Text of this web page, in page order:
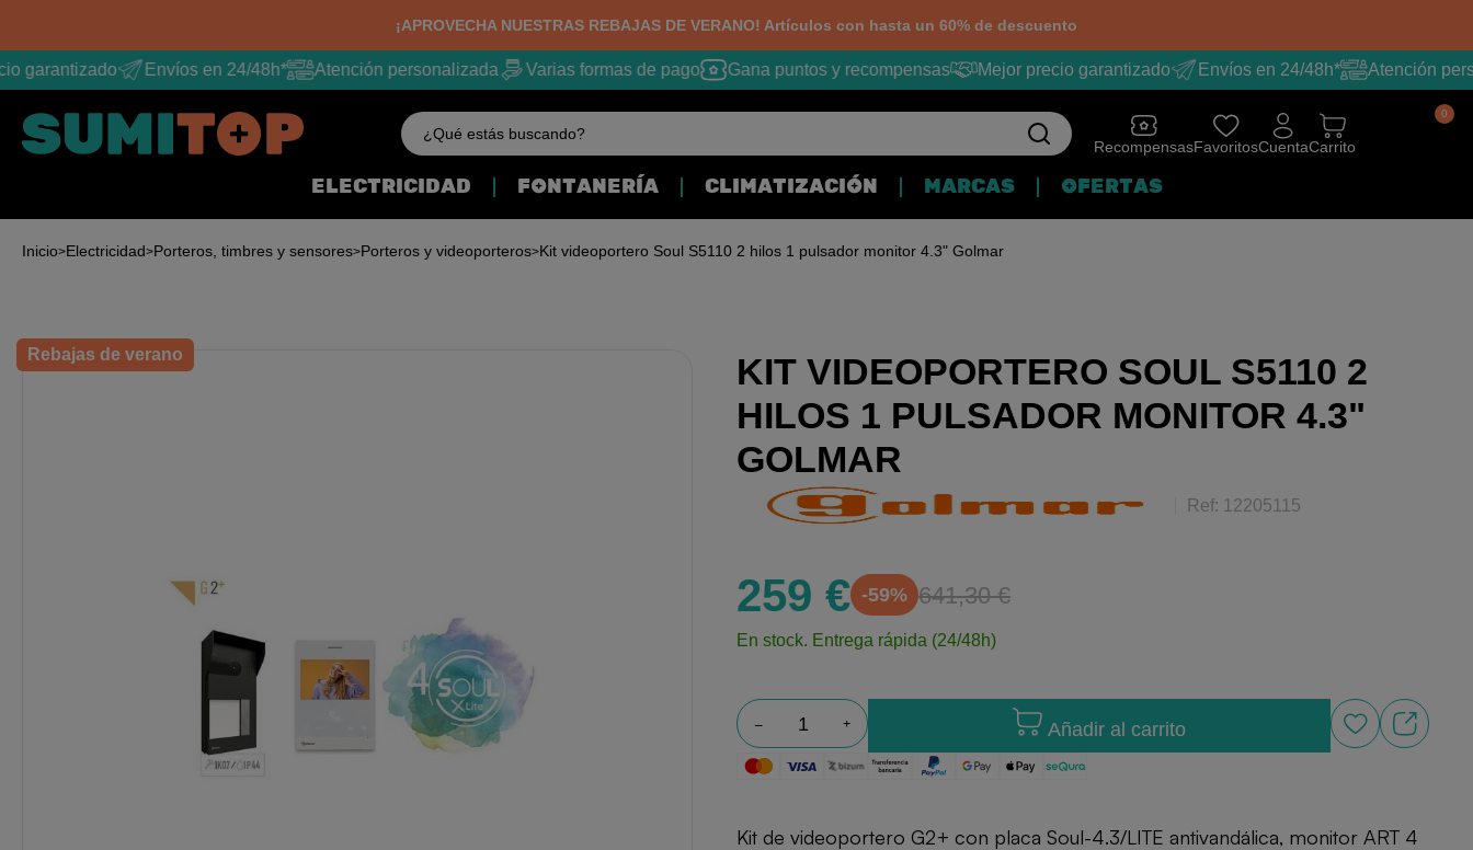
¡APROVECHA NUESTRAS REBAJAS DE VERANO! Artículos con hasta un 60% de descuento
garantizado Envíos en 24/48h* Atención personalizada Varias formas de pago Gana puntos y recompensas Mejor precio garantizado Envíos en 24/48h* Atención
¿Qué estás buscando?
RecompensasFavoritosCuentaCarrito
0
ELECTRICIDAD FONTANERÍA CLIMATIZACIÓN MARCAS OFERTAS
Inicio Electricidad Porteros, timbres y sensores Porteros y videoporteros Kit videoportero Soul S5110 2 hilos 1 pulsador monitor 4.3" Golmar
Rebajas de verano
KIT VIDEOPORTERO SOUL S5110 2
HILOS 1 PULSADOR MONITOR 4.3"
GOLMAR
Ref: 12205115
259 € -59% 641,30 €
En stock. Entrega rápida (24/48h)
Añadir al carrito
Kit de videoportero G2+ con placa Soul-4.3/LITE antivandálica, monitor ART 4